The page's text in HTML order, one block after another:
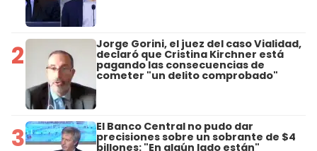
2 Jorge Gorini, el juez del caso Vialidad,
declaró que Cristina Kirchner está
pagando las consecuencias de
cometer "un delito comprobado"
3 El Banco Central no pudo dar
precisiones sobre un sobrante de $4
billones: "En algún lado están"